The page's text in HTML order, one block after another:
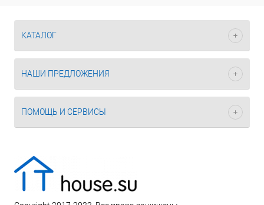
КАТАЛОГ
НАШИ ПРЕДЛОЖЕНИЯ
ПОМОЩЬ И СЕРВИСЫ